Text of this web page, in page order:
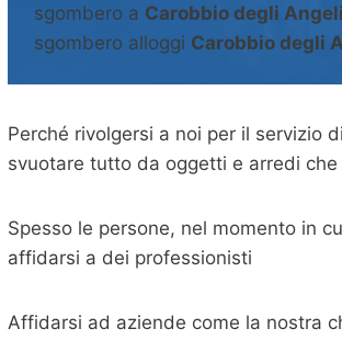
sgombero a Carobbio degli Angeli
sgombero alloggi Carobbio degli
Perché rivolgersi a noi per il servizio di
svuotare tutto da oggetti e arredi che
Spesso le persone, nel momento in
affidarsi a dei professionisti
Affidarsi ad aziende come la nostra